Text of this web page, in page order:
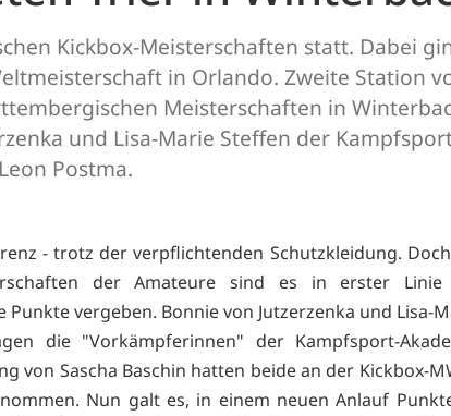
Kickbox-Meisterschaften statt. Dabei
in Orlando. Zweite Station
Meisterschaften in
und Lisa-Marie Steffen der
Postma.
- trotz der verpflichtenden Schutzkleidung.
der Amateure sind es in erster
Punkte vergeben. Bonnie von Jutzerzenka und Lisa-
die "Vorkämpferinnen" der Kampfsport-
von Sascha Baschin hatten beide an der Kickbox-
Nun galt es, in einem neuen Anlauf